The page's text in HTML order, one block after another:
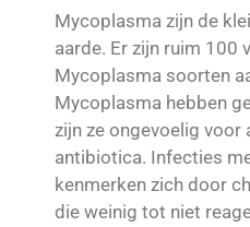
Mycoplasma zijn de
aarde. Er zijn ruim 100
Mycoplasma soorten
Mycoplasma hebben
zijn ze ongevoelig voor
antibiotica. Infecties
kenmerken zich door
die weinig tot niet